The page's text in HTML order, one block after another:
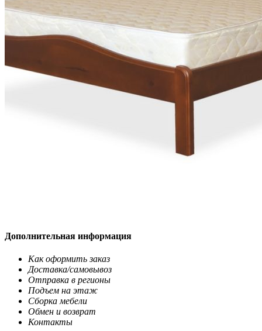
Дополнительная информация
Как оформить заказ
Доставка/самовывоз
Отправка в регионы
Подъем на этаж
Сборка мебели
Обмен и возврат
Контакты